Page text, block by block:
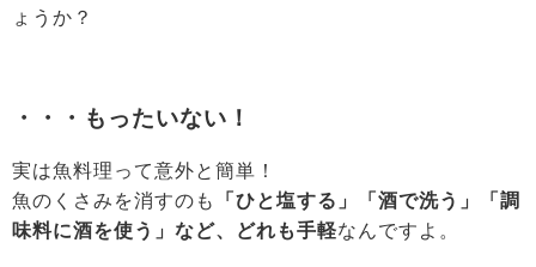
ょうか？
・・・もったいない！
実は魚料理って意外と簡単！
魚のくさみを消すのも
「ひと塩する」「酒で洗う」「調
味料に酒を使う」など、どれも手軽なんですよ。